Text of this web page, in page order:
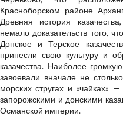
Красноборском районе
Древняя история
немало доказательств того,
Донское и Терское
принесли свою культуру и
казачества. Наиболее
завоевали вначале не
морских стругах и «чайках»
запорожскими и донскими
Османской империи.